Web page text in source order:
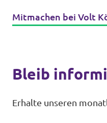
Mitmachen bei Volt
Bleib
Erhalte unseren